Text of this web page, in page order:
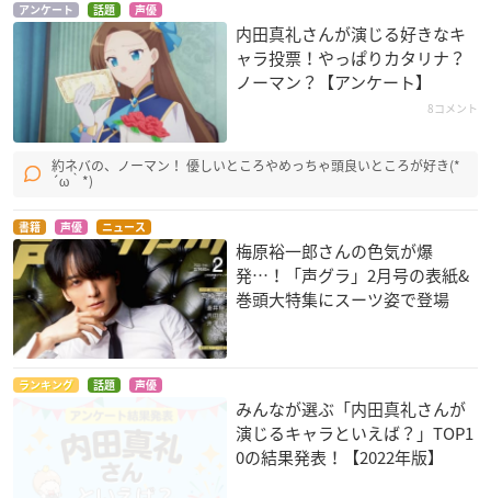
異世界はスマートフ
ォンとともに。
バトルガール ハイス
ひなろじ ～from Lu
アイドルマスター シ
ンデレラガールズ劇
場
チェインクロニクル
～ヘクセイタスの閃
ピリカ
アンケート 話題 声優
内田真礼さんが演じる好きなキ
ャラ投票！やっぱりカタリナ？
ノーマン？【アンケート】
8コメント
約ネバの、ノーマン！ 優しいところやめっちゃ頭良いところが好き(*
´ω｀*)
書籍 声優 ニュース
梅原裕一郎さんの色気が爆
発…！「声グラ」2月号の表紙&
巻頭大特集にスーツ姿で登場
ランキング 話題 声優
みんなが選ぶ「内田真礼さんが
演じるキャラといえば？」TOP1
0の結果発表！【2022年版】